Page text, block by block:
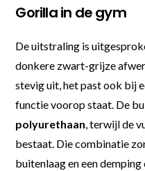
Gorilla in de gym
De uitstraling is
donkere zwart-grijze
stevig uit, het past ook bij
functie voorop staat. De
polyurethaan, terwijl de
bestaat. Die combinatie
buitenlaag en een